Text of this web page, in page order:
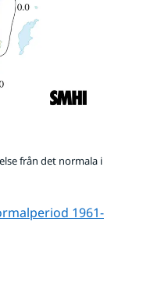
från det normala i
1961-